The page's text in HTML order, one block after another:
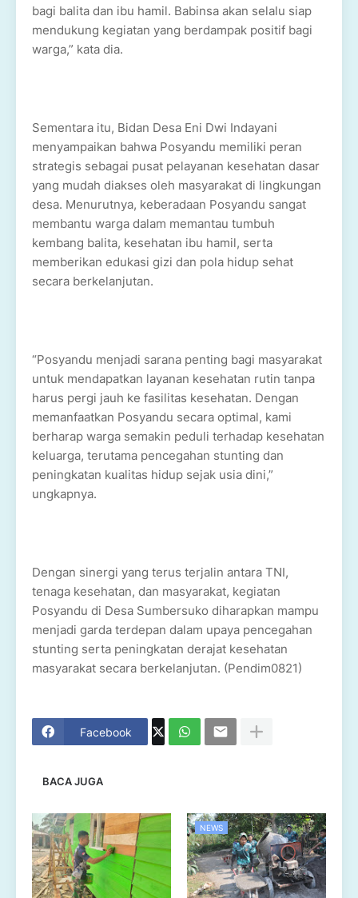
bagi balita dan ibu hamil. Babinsa akan selalu siap
mendukung kegiatan yang berdampak positif bagi
warga,” kata dia.
Sementara itu, Bidan Desa Eni Dwi Indayani
menyampaikan bahwa Posyandu memiliki peran
strategis sebagai pusat pelayanan kesehatan dasar
yang mudah diakses oleh masyarakat di lingkungan
desa. Menurutnya, keberadaan Posyandu sangat
membantu warga dalam memantau tumbuh
kembang balita, kesehatan ibu hamil, serta
memberikan edukasi gizi dan pola hidup sehat
secara berkelanjutan.
“Posyandu menjadi sarana penting bagi masyarakat
untuk mendapatkan layanan kesehatan rutin tanpa
harus pergi jauh ke fasilitas kesehatan. Dengan
memanfaatkan Posyandu secara optimal, kami
berharap warga semakin peduli terhadap kesehatan
keluarga, terutama pencegahan stunting dan
peningkatan kualitas hidup sejak usia dini,”
ungkapnya.
Dengan sinergi yang terus terjalin antara TNI,
tenaga kesehatan, dan masyarakat, kegiatan
Posyandu di Desa Sumbersuko diharapkan mampu
menjadi garda terdepan dalam upaya pencegahan
stunting serta peningkatan derajat kesehatan
masyarakat secara berkelanjutan. (Pendim0821)
Facebook
BACA JUGA
NEWS